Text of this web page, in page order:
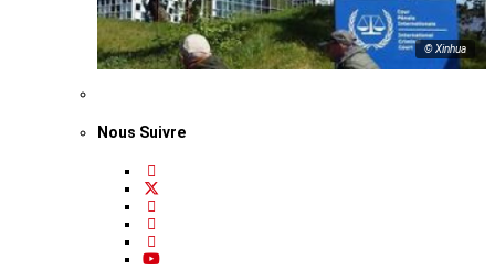
© Xinhua
Nous Suivre